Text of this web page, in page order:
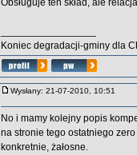
Obsługuje ten skład, ale
Koniec degradacji-gminy dla
Wysłany: 21-07-2010, 10:51
No i mamy kolejny popis
na stronie tego ostatniego
konkretnie, żałosne.